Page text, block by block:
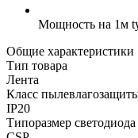
Мощность на 1м
Общие характеристики
Тип товара
Лента
Класс
IP20
Типоразмер светодиода